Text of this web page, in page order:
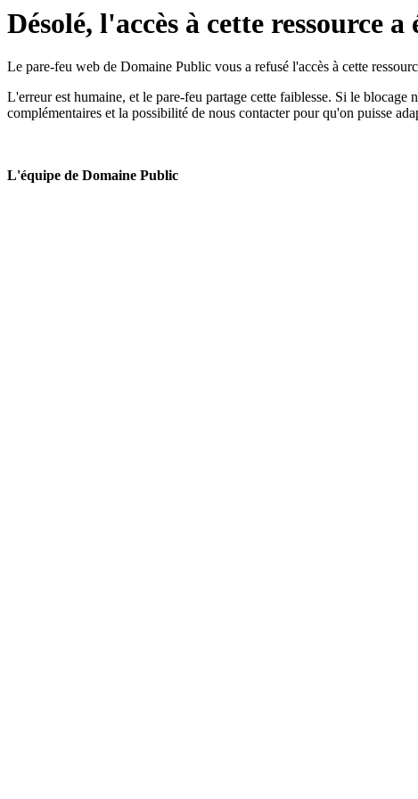
Désolé, l'accès à cette ressource a
Le pare-feu web de Domaine Public vous a refusé l'accès à cette
L'erreur est humaine, et le pare-feu partage cette faiblesse. Si le
complémentaires et la possibilité de nous contacter pour qu'on puisse
L'équipe de Domaine Public